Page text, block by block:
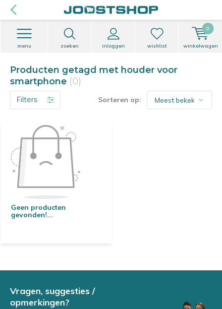
zoeken inloggen
menu wishlist winkelwagen
0
Producten getagd met houder voor
smartphone (0)
Filters Sorteren op:
Geen producten
gevonden!...
Vragen, suggesties /
opmerkingen?